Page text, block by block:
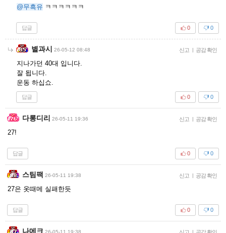
@무흑유 ㅋㅋㅋㅋㅋㅋ
답글 0
0
별과시 26-05-12 08:48 신고 | 공감 확인
지나가던 40대 입니다.
잘 됩니다.
운동 하십쇼.
답글 0
0
다롱디리 26-05-11 19:36 신고 | 공감 확인
27!
답글 0
0
스팀팩 26-05-11 19:38 신고 | 공감 확인
27은 옷때메 실패한듯
답글 0
0
나메크 26-05-11 19:38 신고 | 공감 확인